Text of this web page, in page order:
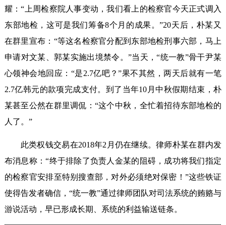
耀：“上周检察院人事变动，我们看上的检察官今天正式调入
东部地检，这可是我们筹备8个月的成果。”20天后，朴某又
在群里宣布：“等这名检察官分配到东部地检刑事六部，马上
申请对文某、郭某实施出境禁令。”当天，“统一教”骨干尹某
心领神会地回应：“是2.7亿吧？”果不其然，两天后就有一笔
2.7亿韩元的款项完成支付。到了当年10月中秋假期结束，朴
某甚至公然在群里调侃：“这个中秋，全忙着招待东部地检的
人了。”
此类权钱交易在2018年2月仍在继续。律师朴某在群内发
布消息称：“终于排除了负责人金某的阻碍，成功将我们指定
的检察官安排至特别搜查部，对外必须绝对保密！”这些铁证
使得告发者确信，“统一教”通过律师团队对司法系统的贿赂与
游说活动，早已形成长期、系统的利益输送链条。